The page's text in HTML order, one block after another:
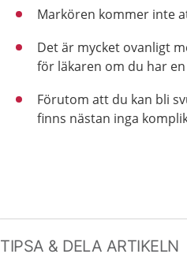
Markören kommer inte
Det är mycket ovanligt
för läkaren om du har
Förutom att du kan bli
finns nästan inga
TIPSA & DELA ARTIKELN